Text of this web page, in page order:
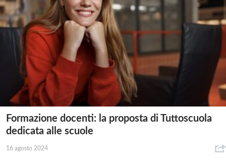
Formazione docenti: la proposta di Tuttoscuola
dedicata alle scuole
16 agosto 2024